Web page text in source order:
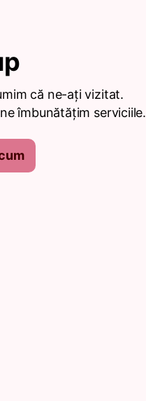
că ne-ați vizitat.
îmbunătățim serviciile.